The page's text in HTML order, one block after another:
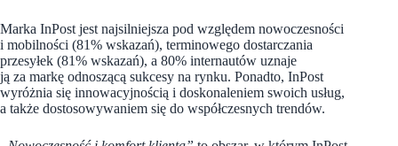
Marka InPost jest najsilniejsza pod względem nowoczesności
i mobilności (81% wskazań), terminowego dostarczania
przesyłek (81% wskazań), a 80% internautów uznaje
ją za markę odnoszącą sukcesy na rynku. Ponadto, InPost
wyróżnia się innowacyjnością i doskonaleniem swoich usług,
a także dostosowywaniem się do współczesnych trendów.